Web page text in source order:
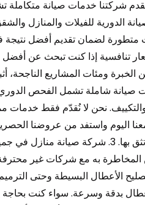
شركتنا خدمات صيانة متكاملة
الدورية للفيلات والمنازل
تنافسية إذا كنت تبحث عن
ومئات المشاريع الناجحة،
صيانة شاملة تشمل الفحص
والتكييف. نحن لا نُقدّم فقط خدمات
اليوم واستفد من عروضنا
جميرا دبي التي تثق بها. 3. شركة
المخاطرة به مع شركات غير
الأعطال البسيطة وحتى
بدقة وسرعة. سواء كنت بحاجة